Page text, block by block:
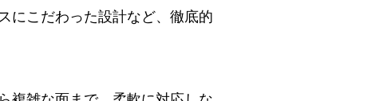
にこだわった設計など、徹底的